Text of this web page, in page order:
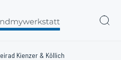
Kienzer & Köllich